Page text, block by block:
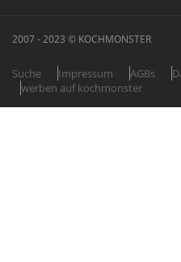
2007 - 2023 © KOCHMONSTER
Suche Impressum AGBs
werben auf kochmonster